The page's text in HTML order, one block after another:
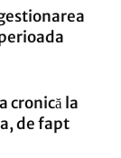
cronică la
de fapt